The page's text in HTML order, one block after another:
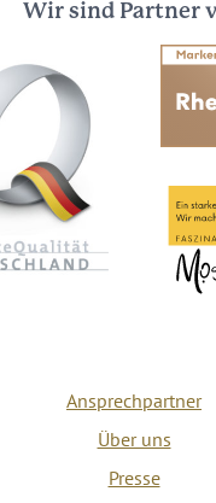
Wir sind Partner
Ansprechpartner
Über uns
Presse